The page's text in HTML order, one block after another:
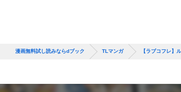
漫画無料試し読みならdブック TLマンガ 【ラブコフレ】